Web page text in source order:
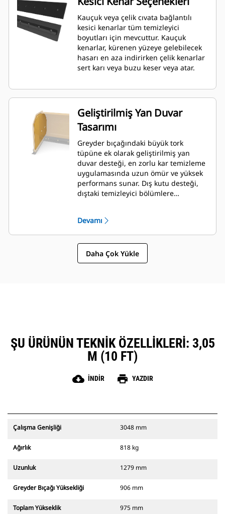
(10 ft) ve 3,8 m (12 ft) boyutlarında
mevcuttur.
Kauçuk veya çelik cıvata bağlantılı
kesici kenarlar tüm temizleyici
boyutları için mevcuttur. Kauçuk
kenarlar, kürenen yüzeye gelebilecek
hasarı en aza indirirken çelik kenarlar
sert karı veya buzu keser veya atar.
Geliştirilmiş Yan Duvar
Tasarımı
Greyder bıçağındaki büyük tork
tüpüne ek olarak geliştirilmiş yan
duvar desteği, en zorlu kar temizleme
uygulamasında uzun ömür ve yüksek
performans sunar. Dış kutu desteği,
dıştaki temizleyici bölümlere
en aza indirecek şekilde
tasarlanmıştır.
Devamı
Daha Çok Yükle
ŞU ÜRÜNÜN TEKNIK ÖZELLIKLERI: 3,05
M (10 FT)
cloud_download İNDIR print YAZDIR
Çalışma Genişliği 3048 mm
Ağırlık 818 kg
Uzunluk 1279 mm
Greyder Bıçağı Yüksekliği 906 mm
Toplam Yükseklik 975 mm